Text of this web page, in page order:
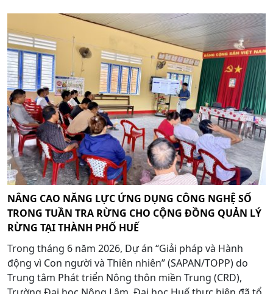
NÂNG CAO NĂNG LỰC ỨNG DỤNG CÔNG NGHỆ SỐ
TRONG TUẦN TRA RỪNG CHO CỘNG ĐỒNG QUẢN LÝ
RỪNG TẠI THÀNH PHỐ HUẾ
Trong tháng 6 năm 2026, Dự án “Giải pháp và Hành
động vì Con người và Thiên nhiên” (SAPAN/TOPP) do
Trung tâm Phát triển Nông thôn miền Trung (CRD),